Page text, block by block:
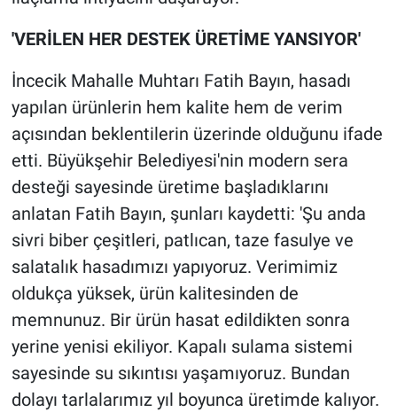
'VERİLEN HER DESTEK ÜRETİME YANSIYOR'
İncecik Mahalle Muhtarı Fatih Bayın, hasadı
yapılan ürünlerin hem kalite hem de verim
açısından beklentilerin üzerinde olduğunu ifade
etti. Büyükşehir Belediyesi'nin modern sera
desteği sayesinde üretime başladıklarını
anlatan Fatih Bayın, şunları kaydetti: 'Şu anda
sivri biber çeşitleri, patlıcan, taze fasulye ve
salatalık hasadımızı yapıyoruz. Verimimiz
oldukça yüksek, ürün kalitesinden de
memnunuz. Bir ürün hasat edildikten sonra
yerine yenisi ekiliyor. Kapalı sulama sistemi
sayesinde su sıkıntısı yaşamıyoruz. Bundan
dolayı tarlalarımız yıl boyunca üretimde kalıyor.